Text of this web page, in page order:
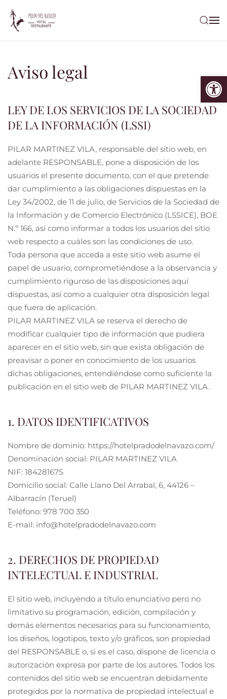
Ir al contenido principal
Aviso legal
LEY DE LOS SERVICIOS DE LA SOCIEDAD
DE LA INFORMACIÓN (LSSI)
PILAR MARTINEZ VILA, responsable del sitio web, en
adelante RESPONSABLE, pone a disposición de los
usuarios el presente documento, con el que pretende
dar cumplimiento a las obligaciones dispuestas en la
Ley 34/2002, de 11 de julio, de Servicios de la Sociedad de
la Información y de Comercio Electrónico (LSSICE), BOE
N.º 166, así como informar a todos los usuarios del sitio
web respecto a cuáles son las condiciones de uso.
Toda persona que acceda a este sitio web asume el
papel de usuario, comprometiéndose a la observancia y
cumplimiento riguroso de las disposiciones aquí
dispuestas, así como a cualquier otra disposición legal
que fuera de aplicación.
PILAR MARTINEZ VILA se reserva el derecho de
modificar cualquier tipo de información que pudiera
aparecer en el sitio web, sin que exista obligación de
preavisar o poner en conocimiento de los usuarios
dichas obligaciones, entendiéndose como suficiente la
publicación en el sitio web de PILAR MARTINEZ VILA.
1. DATOS IDENTIFICATIVOS
Nombre de dominio: https://hotelpradodelnavazo.com/
Denominación social: PILAR MARTINEZ VILA
NIF: 18428167S
Domicilio social: Calle Llano Del Arrabal, 6, 44126 –
Albarracín (Teruel)
Teléfono: 978 700 350
E-mail: info@hotelpradodelnavazo.com
2. DERECHOS DE PROPIEDAD
INTELECTUAL E INDUSTRIAL
El sitio web, incluyendo a título enunciativo pero no
limitativo su programación, edición, compilación y
demás elementos necesarios para su funcionamiento,
los diseños, logotipos, texto y/o gráficos, son propiedad
del RESPONSABLE o, si es el caso, dispone de licencia o
autorización expresa por parte de los autores. Todos los
contenidos del sitio web se encuentran debidamente
protegidos por la normativa de propiedad intelectual e